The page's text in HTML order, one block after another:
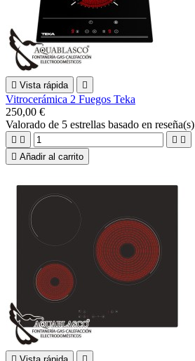
 Vista rápida 
Vitrocerámica 2 Fuegos Teka
250,00 €
Valorado de 5 estrellas basado en reseña(s)
   
 Añadir al carrito